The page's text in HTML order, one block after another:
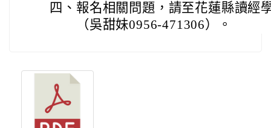
四、 報名相關問題，請至花蓮縣讀經
（吳甜妹0956-471306）。